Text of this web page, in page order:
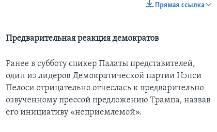
Прямая ссылка
Предварительная реакция демократов
Ранее в субботу спикер Палаты представителей,
один из лидеров Демократической партии Нэнси
Пелоси отрицательно отнеслась к предварительно
озвученному прессой предложению Трампа, назвав
его инициативу «неприемлемой».